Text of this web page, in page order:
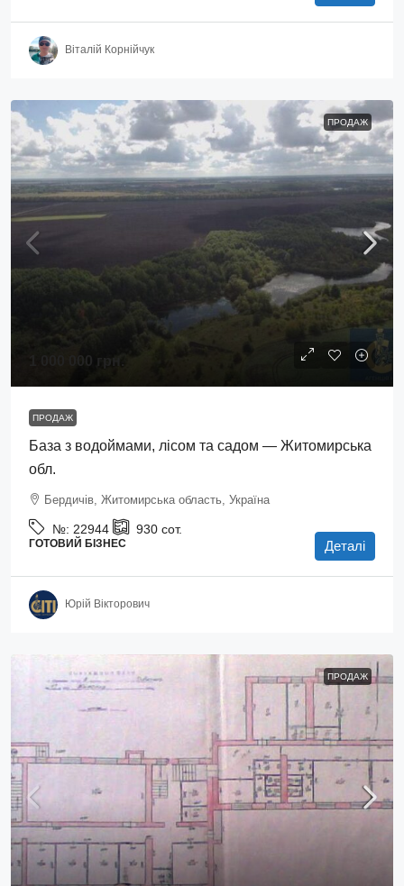
Віталій Корнійчук
ПРОДАЖ
1 000 000 грн.
ПРОДАЖ
База з водоймами, лісом та садом — Житомирська
обл.
Бердичів, Житомирська область, Україна
№: 22944 930 сот.
ГОТОВИЙ БІЗНЕС Деталі
Юрій Вікторович
ПРОДАЖ